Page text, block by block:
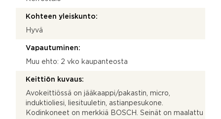
Kohteen yleiskunto:
Hyvä
Vapautuminen:
Muu ehto: 2 vko kaupanteosta
Keittiön kuvaus:
Avokeittiössä on jääkaappi/pakastin, micro,
induktioliesi, liesituuletin, astianpesukone.
Kodinkoneet on merkkiä BOSCH. Seinät on maalattu